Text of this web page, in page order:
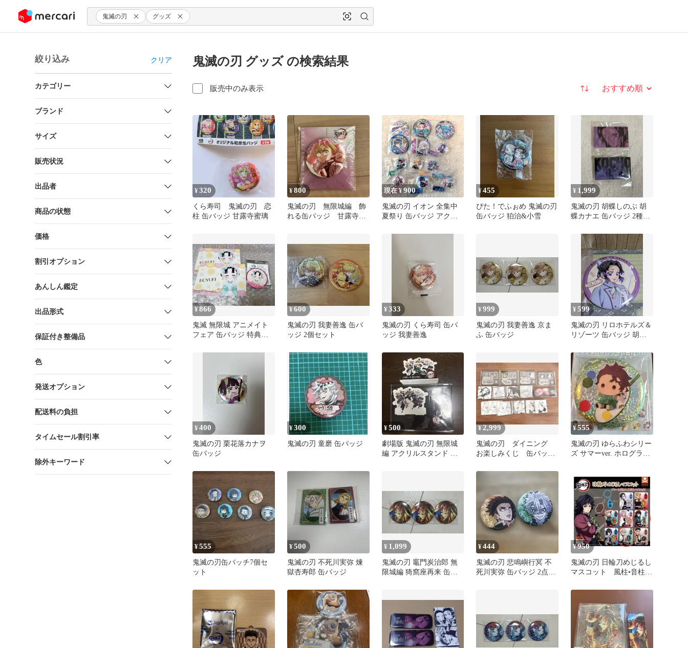
ツにスキップ 鬼滅の刃 グッズ
絞り込み クリア
カテゴリー
ブランド
サイズ
販売状況
出品者
商品の状態
価格
割引オプション
あんしん鑑定
出品形式
保証付き整備品
色
発送オプション
配送料の負担
タイムセール割引率
除外キーワード
鬼滅の刃 グッズ の検索結果
販売中のみ表示 並び替え
¥320
くら寿司 鬼滅の刃 恋
柱 缶バッジ 甘露寺蜜璃
¥800
鬼滅の刃 無限城編 飾
れる缶バッジ 甘露寺蜜
現在 ¥900
鬼滅の刃 イオン 全集中
夏祭り 缶バッジ アクリ
¥455
ぴた！でふぉめ 鬼滅の刃
缶バッジ 狛治&小雪
¥ 1,999
鬼滅の刃 胡蝶しのぶ 胡
蝶カナエ 缶バッジ 2種セ
¥866
鬼滅 無限城 アニメイト
フェア 缶バッジ 特典ブ
¥600
鬼滅の刃 我妻善逸 缶バ
ッジ 2個セット
¥333
鬼滅の刃 くら寿司 缶バ
ッジ 我妻善逸
¥999
鬼滅の刃 我妻善逸 京ま
ふ 缶バッジ
¥599
鬼滅の刃 リロホテルズ＆
リゾーツ 缶バッジ 胡蝶
¥400
鬼滅の刃 栗花落カナヲ
缶バッジ
¥300
鬼滅の刃 童磨 缶バッジ
¥500
劇場版 鬼滅の刃 無限城
編 アクリルスタンド 入
¥ 2,999
鬼滅の刃 ダイニング
お楽しみくじ 缶バッ
¥555
鬼滅の刃 ゆらふわシリー
ズ サマーver. ホログラム
¥555
鬼滅の刃缶バッチ7個セ
ット
¥500
鬼滅の刃 不死川実弥 煉
獄杏寿郎 缶バッジ
¥ 1,099
鬼滅の刃 竈門炭治郎 無
限城編 猗窩座再来 缶バ
¥444
鬼滅の刃 悲鳴嶼行冥 不
死川実弥 缶バッジ 2点セ
¥950
鬼滅の刃 日輪刀めじるし
マスコット 風柱•音柱•